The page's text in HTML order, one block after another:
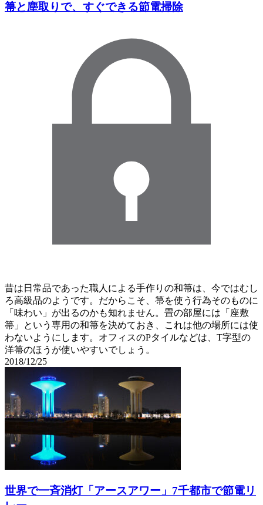
箒と塵取りで、すぐできる節電掃除
昔は日常品であった職人による手作りの和箒は、今ではむし
ろ高級品のようです。だからこそ、箒を使う行為そのものに
「味わい」が出るのかも知れません。畳の部屋には「座敷
箒」という専用の和箒を決めておき、これは他の場所には使
わないようにします。オフィスのPタイルなどは、T字型の
洋箒のほうが使いやすいでしょう。
2018/12/25
世界で一斉消灯「アースアワー」7千都市で節電リ